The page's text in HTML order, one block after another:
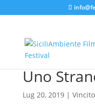
Uno
Lug 20, 2019|